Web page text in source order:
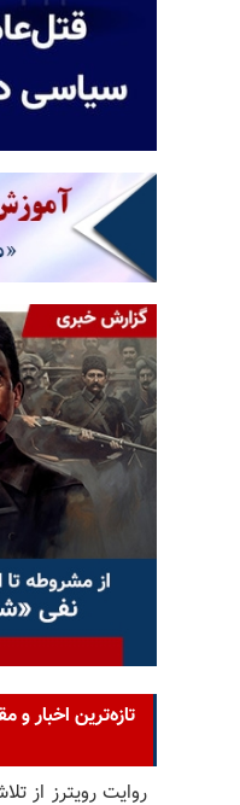
تازه‌ترین اخبار و
روایت رویترز از